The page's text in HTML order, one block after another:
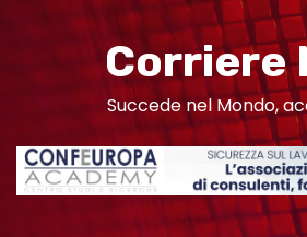
Corriere
Succede nel Mondo,